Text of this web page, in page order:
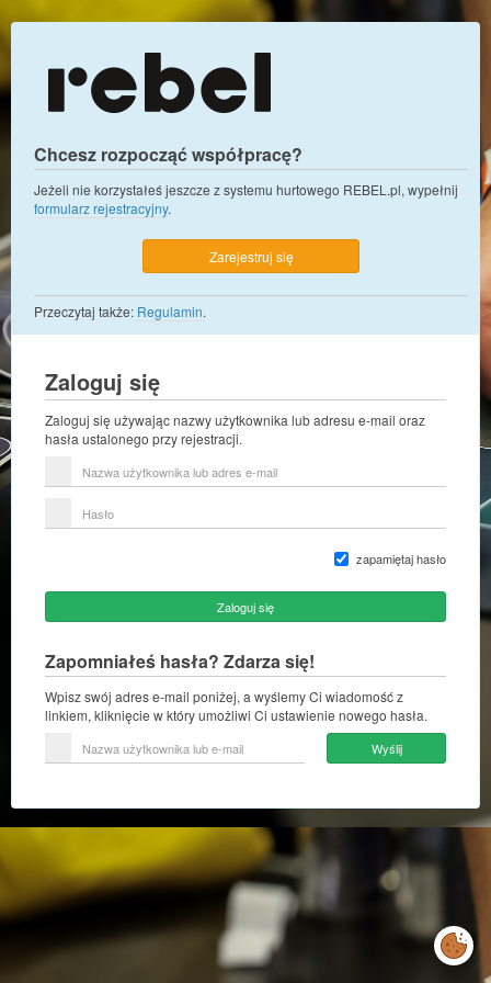
Chcesz rozpocząć współpracę?
Jeżeli nie korzystałeś jeszcze z systemu hurtowego REBEL.pl, wypełnij
formularz rejestracyjny.
Zarejestruj się
Przeczytaj także: Regulamin.
Zaloguj się
Zaloguj się używając nazwy użytkownika lub adresu e-mail oraz
hasła ustalonego przy rejestracji.
użytkownika
e-
zapamiętaj hasło
Zaloguj się
Zapomniałeś hasła? Zdarza się!
Wpisz swój adres e-mail poniżej, a wyślemy Ci wiadomość z
linkiem, kliknięcie w który umożliwi Ci ustawienie nowego hasła.
użytkownika
mail
Wyślij
Zarządzaj
preferencjami
cookies